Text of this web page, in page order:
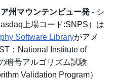
州マウンテンビュー発 - シ
上場コード:SNPS）は
Software Libraryがアメ
：National Institute of
暗号アルゴリズム試験
Validation Program）